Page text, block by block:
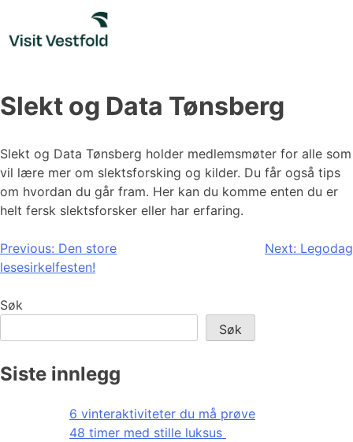
content
Slekt og Data Tønsberg
Slekt og Data Tønsberg holder medlemsmøter for alle som
vil lære mer om slektsforsking og kilder. Du får også tips
om hvordan du går fram. Her kan du komme enten du er
helt fersk slektsforsker eller har erfaring.
Innleggsnavigasjon
Previous: Den store
lesesirkelfesten!
Next: Legodag
Søk
Søk
Siste innlegg
6 vinteraktiviteter du må prøve
48 timer med stille luksus